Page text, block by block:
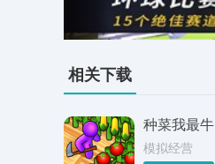
相关下载
种菜我最牛
模拟经营